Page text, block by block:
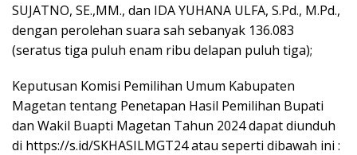
SUJATNO, SE.,MM., dan IDA YUHANA ULFA, S.Pd., M.Pd.,
dengan perolehan suara sah sebanyak 136.083
(seratus tiga puluh enam ribu delapan puluh tiga);
Keputusan Komisi Pemilihan Umum Kabupaten
Magetan tentang Penetapan Hasil Pemilihan Bupati
dan Wakil Buapti Magetan Tahun 2024 dapat diunduh
di https://s.id/SKHASILMGT24 atau seperti dibawah ini :